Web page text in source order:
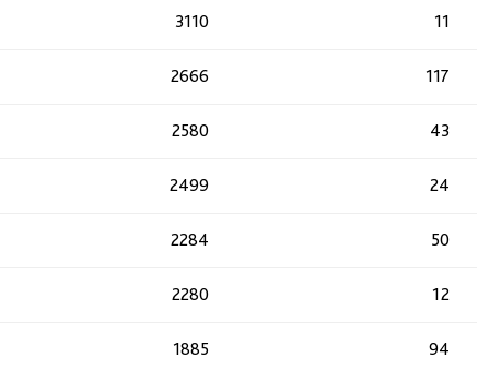
3110 11
2666 117
2580 43
2499 24
2284 50
2280 12
1885 94